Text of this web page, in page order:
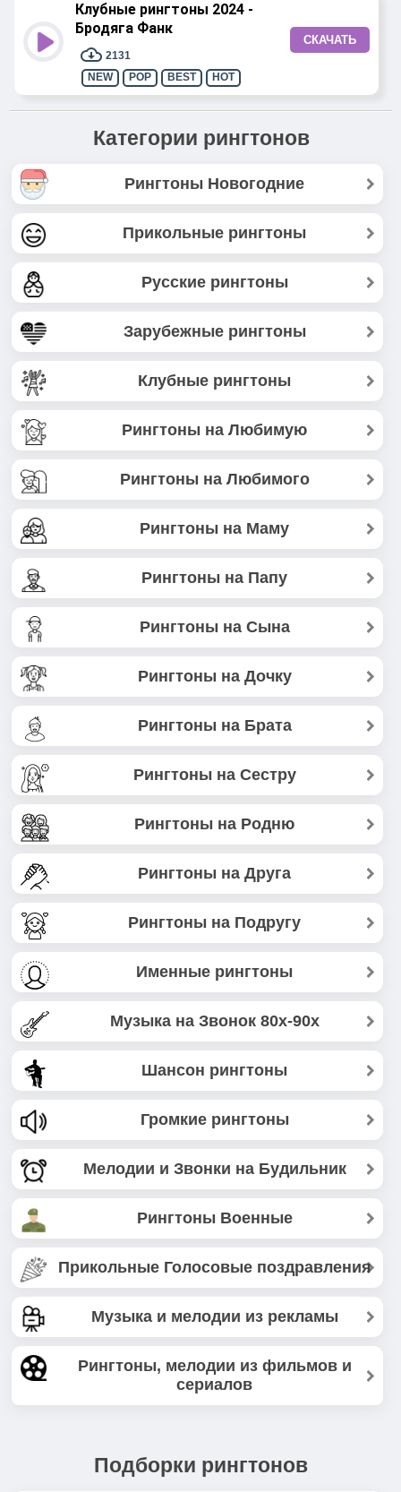
Клубные рингтоны 2024 -
Бродяга Фанк
2131
NEW
POP BEST HOT
СКАЧАТЬ
Категории рингтонов
Рингтоны Новогодние
Прикольные рингтоны
Русские рингтоны
Зарубежные рингтоны
Клубные рингтоны
Рингтоны на Любимую
Рингтоны на Любимого
Рингтоны на Маму
Рингтоны на Папу
Рингтоны на Сына
Рингтоны на Дочку
Рингтоны на Брата
Рингтоны на Сестру
Рингтоны на Родню
Рингтоны на Друга
Рингтоны на Подругу
Именные рингтоны
Музыка на Звонок 80х-90х
Шансон рингтоны
Громкие рингтоны
Мелодии и Звонки на Будильник
Рингтоны Военные
Прикольные Голосовые поздравления
Музыка и мелодии из рекламы
Рингтоны, мелодии из фильмов и
сериалов
Подборки рингтонов